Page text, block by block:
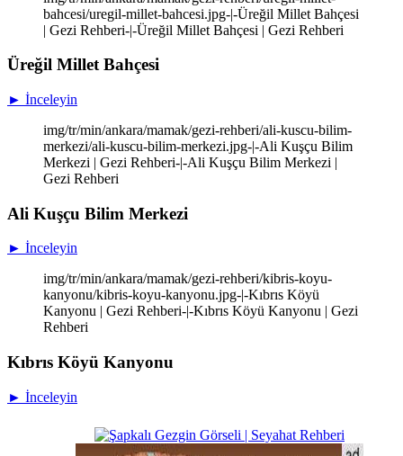
bahcesi/uregil-millet-bahcesi.jpg-|-Üreğil Millet Bahçesi
| Gezi Rehberi-|-Üreğil Millet Bahçesi | Gezi Rehberi
Üreğil Millet Bahçesi
► İnceleyin
img/tr/min/ankara/mamak/gezi-rehberi/ali-kuscu-bilim-
merkezi/ali-kuscu-bilim-merkezi.jpg-|-Ali Kuşçu Bilim
Merkezi | Gezi Rehberi-|-Ali Kuşçu Bilim Merkezi |
Gezi Rehberi
Ali Kuşçu Bilim Merkezi
► İnceleyin
img/tr/min/ankara/mamak/gezi-rehberi/kibris-koyu-
kanyonu/kibris-koyu-kanyonu.jpg-|-Kıbrıs Köyü
Kanyonu | Gezi Rehberi-|-Kıbrıs Köyü Kanyonu | Gezi
Rehberi
Kıbrıs Köyü Kanyonu
► İnceleyin